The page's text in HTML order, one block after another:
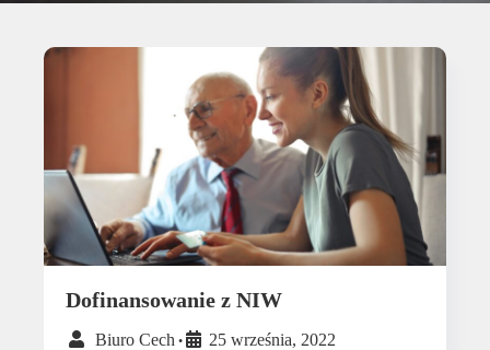
Dofinansowanie z NIW
Biuro Cech • 25 września, 2022